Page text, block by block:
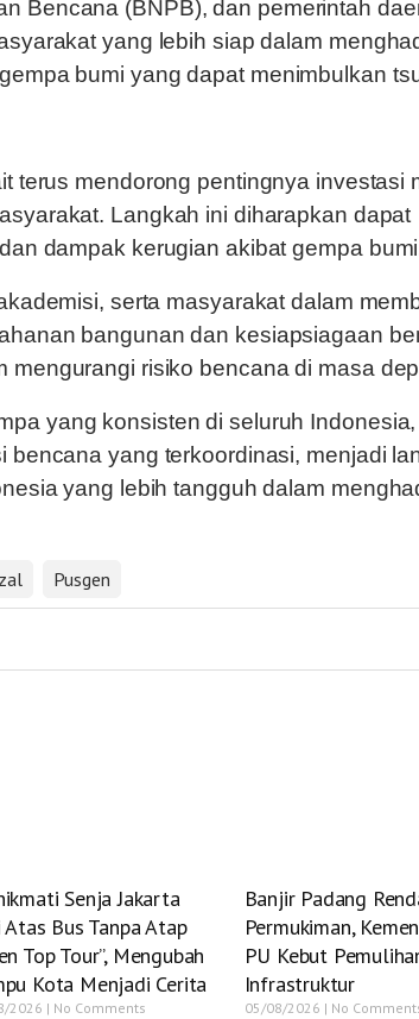
Bencana (BNPB), dan pemerintah
yang lebih siap dalam
bumi yang dapat menimbulkan
terus mendorong pentingnya investasi
Langkah ini diharapkan dapat
dampak kerugian akibat gempa
serta masyarakat dalam
bangunan dan kesiapsiagaan
mengurangi risiko bencana di masa
yang konsisten di seluruh Indonesia,
bencana yang terkoordinasi, menjadi
yang lebih tangguh dalam
Pusgen
Senja Jakarta
Atas Bus Tanpa Atap
Top Tour”, Mengubah
Kota Menjadi Cerita
2026 No Comments
Banjir Padang
Permukiman,
PU Kebut
Infrastruktur
05/08/2026 No